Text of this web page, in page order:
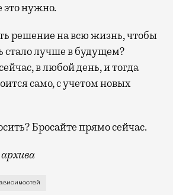
это нужно.
решение на всю жизнь, чтобы
стало лучше в будущем?
в любой день, и тогда
само, с учетом новых
Бросайте прямо сейчас.
на